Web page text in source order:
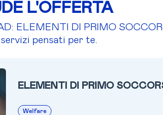
L'OFFERTA
ELEMENTI DI PRIMO
pensati per te.
ELEMENTI DI PRIMO
Welfare